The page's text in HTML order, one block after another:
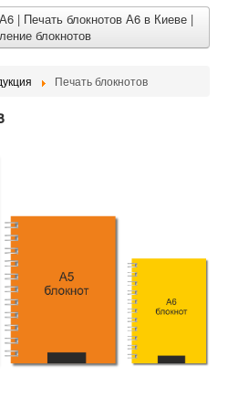
| Печать блокнотов А6 в Киеве |
блокнотов
Печать блокнотов